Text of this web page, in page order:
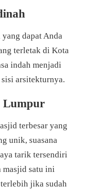
dapat Anda
terletak di Kota
indah menjadi
arsitekturnya.
Lumpur
terbesar yang
unik, suasana
tarik tersendiri
satu ini
jika sudah